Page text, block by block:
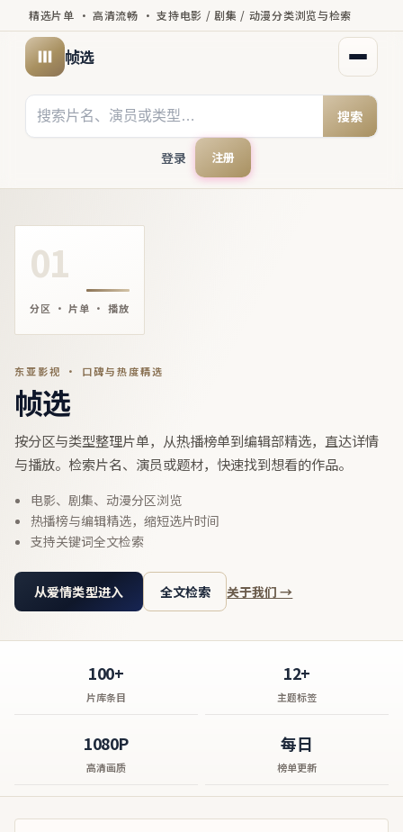
精选片单 · 高清流畅 · 支持电影 / 剧集 / 动漫分类浏览与检索
帧选 打开
搜索
登录 注册
01
分区 · 片单 · 播放
东亚影视 · 口碑与热度精选
帧选
按分区与类型整理片单，从热播榜单到编辑部精选，直达详情
与播放。检索片名、演员或题材，快速找到想看的作品。
电影、剧集、动漫分区浏览
热播榜与编辑精选，缩短选片时间
支持关键词全文检索
从爱情类型进入 全文检索 关于我们 →
100+
片库条目
12+
主题标签
1080P
高清画质
每日
榜单更新